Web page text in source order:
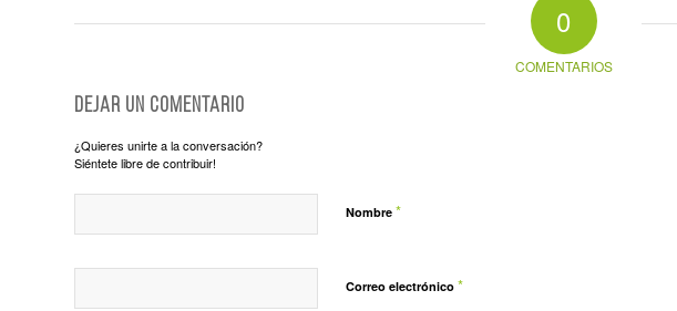
0
COMENTARIOS
Dejar un comentario
¿Quieres unirte a la conversación?
Siéntete libre de contribuir!
Nombre *
Correo electrónico *